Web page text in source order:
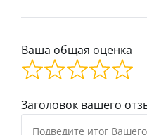
Ваша общая оценка
Заголовок вашего